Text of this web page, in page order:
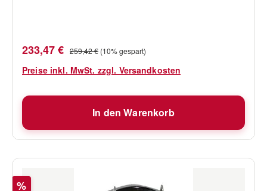
Verkaufspreis:
233,47 € Regulärer Preis:
259,42 € (10% gespart)
Preise inkl. MwSt. zzgl. Versandkosten
In den Warenkorb
Rabatt
%